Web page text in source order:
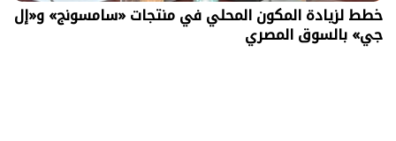
خطط لزيادة المكون المحلي في منتجات «سامسونج» و«إل
جي» بالسوق المصري